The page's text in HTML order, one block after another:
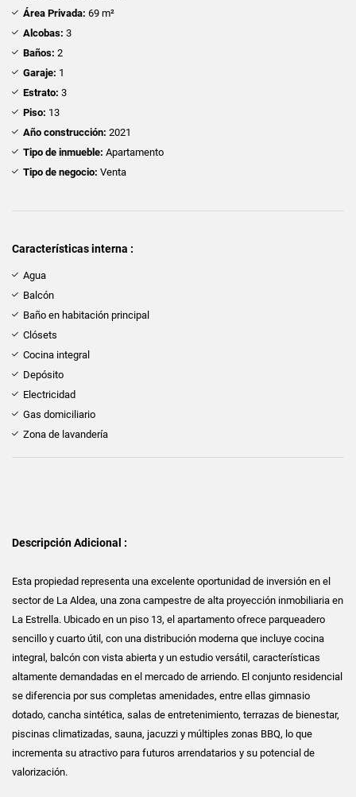
Área Privada: 69 m²
Alcobas: 3
Baños: 2
Garaje: 1
Estrato: 3
Piso: 13
Año construcción: 2021
Tipo de inmueble: Apartamento
Tipo de negocio: Venta
Características interna :
Agua
Balcón
Baño en habitación principal
Clósets
Cocina integral
Depósito
Electricidad
Gas domiciliario
Zona de lavandería
Descripción Adicional :
Esta propiedad representa una excelente oportunidad de inversión en el
sector de La Aldea, una zona campestre de alta proyección inmobiliaria en
La Estrella. Ubicado en un piso 13, el apartamento ofrece parqueadero
sencillo y cuarto útil, con una distribución moderna que incluye cocina
integral, balcón con vista abierta y un estudio versátil, características
altamente demandadas en el mercado de arriendo. El conjunto residencial
se diferencia por sus completas amenidades, entre ellas gimnasio
dotado, cancha sintética, salas de entretenimiento, terrazas de bienestar,
piscinas climatizadas, sauna, jacuzzi y múltiples zonas BBQ, lo que
incrementa su atractivo para futuros arrendatarios y su potencial de
valorización.